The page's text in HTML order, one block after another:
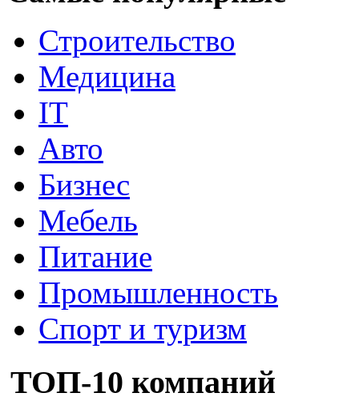
Строительство
Медицина
IT
Авто
Бизнес
Мебель
Питание
Промышленность
Спорт и туризм
ТОП-10 компаний